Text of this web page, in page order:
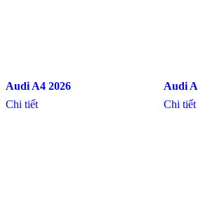
Audi A4 2026
Chi tiết
Audi
Chi tiết